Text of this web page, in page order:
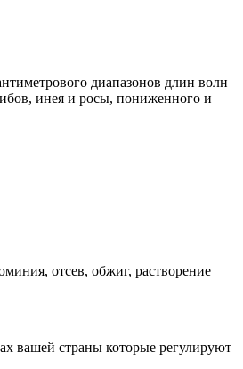
диапазонов длин волн
инея и росы, пониженного и
отсев, обжиг, растворение
вашей страны которые регулируют